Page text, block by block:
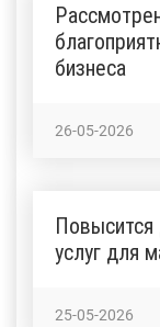
бизнеса
26-05-2026
Повысится
услуг для
25-05-2026